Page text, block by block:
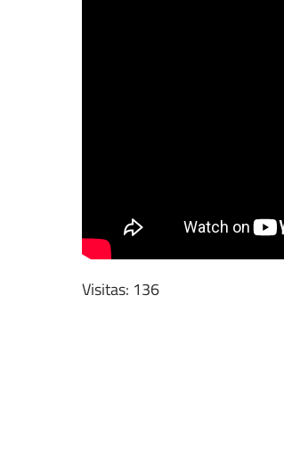
Visitas: 136